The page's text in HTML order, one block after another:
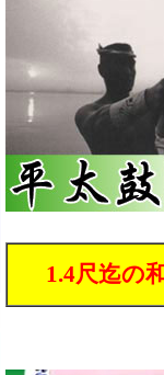
1.4尺迄の